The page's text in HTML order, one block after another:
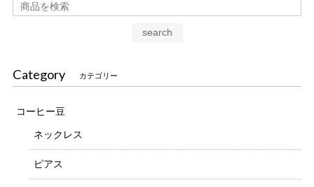
search
Category カテゴリー
コーヒー豆
ネックレス
ピアス